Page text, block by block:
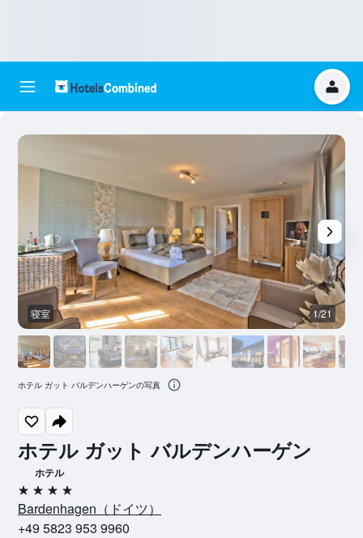
ホテル ガット バルデンハーゲン
ホテル
4つ星
Bardenhagen​（ドイツ​）​
+49 5823 953 9960
寝室 1/21
ホテル ガット バルデンハーゲンの写真